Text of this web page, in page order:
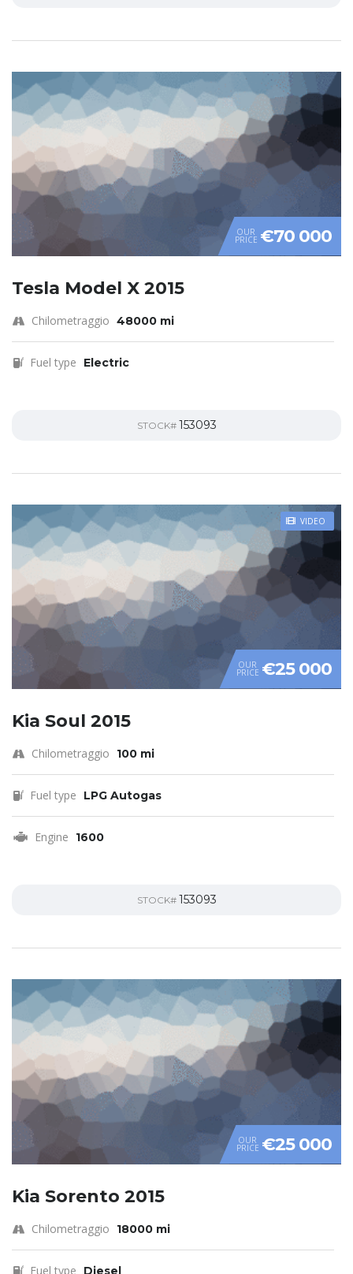
OUR
PRICE €70 000
Tesla Model X 2015
Chilometraggio 48000 mi
Fuel type Electric
STOCK# 153093
VIDEO
OUR
PRICE €25 000
Kia Soul 2015
Chilometraggio 100 mi
Fuel type LPG Autogas
Engine 1600
STOCK# 153093
OUR
PRICE €25 000
Kia Sorento 2015
Chilometraggio 18000 mi
Fuel type Diesel